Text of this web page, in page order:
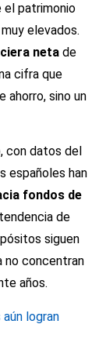
el patrimonio
elevados.
neta de
cifra que
ahorro, sino un
con datos del
españoles han
fondos de
de
siguen
no concentran
años.
logran